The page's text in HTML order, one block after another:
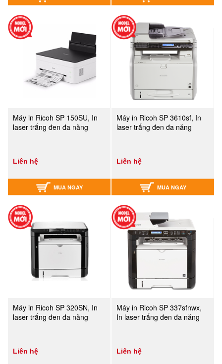
Máy in Ricoh SP 150SU, In
laser trắng đen đa năng
Liên hệ
MUA NGAY
Máy in Ricoh SP 3610sf, In
laser trắng đen đa năng
Liên hệ
MUA NGAY
Máy in Ricoh SP 320SN, In
laser trắng đen đa năng
Liên hệ
Máy in Ricoh SP 337sfnwx,
In laser trắng đen đa năng
Liên hệ